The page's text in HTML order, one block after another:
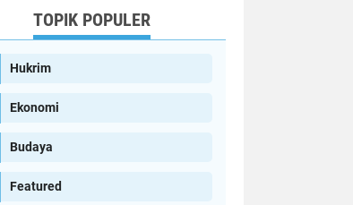
TOPIK POPULER
Hukrim
Ekonomi
Budaya
Featured